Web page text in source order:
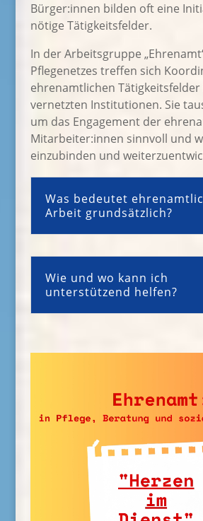
Bürger:innen bilden oft eine
nötige Tätigkeitsfelder.
In der Arbeitsgruppe
Pflegenetzes treffen sich
ehrenamtlichen Tätigkeitsfelder
vernetzten Institutionen. Sie
um das Engagement der
Mitarbeiter:innen sinnvoll und
einzubinden und
Was bedeutet
Arbeit grundsätzlich?
Wie und wo kann ich
unterstützend helfen?